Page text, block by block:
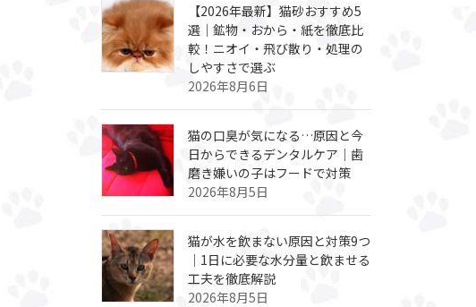
【2026年最新】猫砂おすすめ5
選｜鉱物・おから・紙を徹底比
較！ニオイ・飛び散り・処理の
しやすさで選ぶ
2026年8月6日
猫の口臭が気になる…原因と今
日からできるデンタルケア｜歯
磨き嫌いの子はフードで対策
2026年8月5日
猫が水を飲まない原因と対策9つ
｜1日に必要な水分量と飲ませる
工夫を徹底解説
2026年8月5日